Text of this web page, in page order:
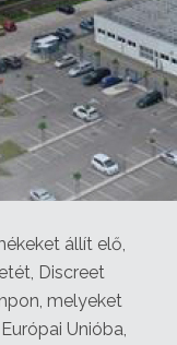
állít elő,
Discreet
melyeket
Unióba,